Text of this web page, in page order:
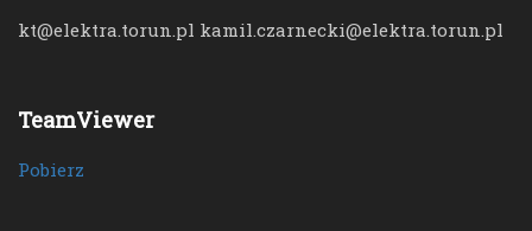
kt@elektra.torun.pl kamil.czarnecki@elektra.torun.pl
TeamViewer
Pobierz